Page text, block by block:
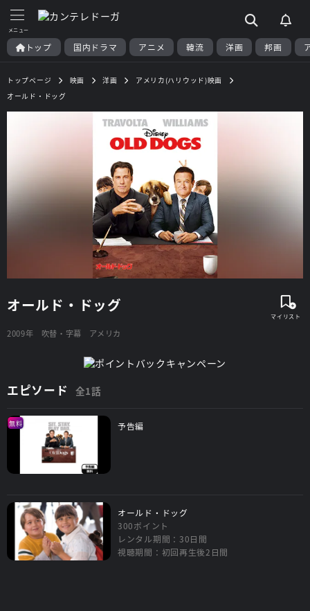
トップ 国内ドラマ アニメ 韓流 洋画 邦画
トップページ 映画 洋画
アメリカ(ハリウッド)映画
オールド・ドッグ
オールド・ドッグ
2009年 吹替・字幕 アメリカ
エピソード 全1話
無料 予告編
オールド・ドッグ
300ポイント
レンタル期間：30日間
視聴期間：初回再生後2日間